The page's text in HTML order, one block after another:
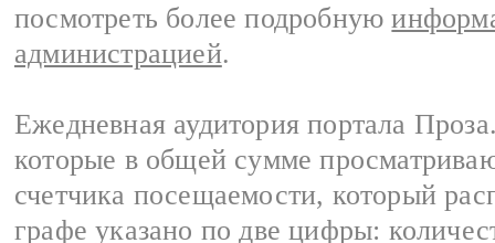
посмотреть более подробную
администрацией.
Ежедневная аудитория портала
которые в общей сумме
счетчика посещаемости, который
графе указано по две цифры: